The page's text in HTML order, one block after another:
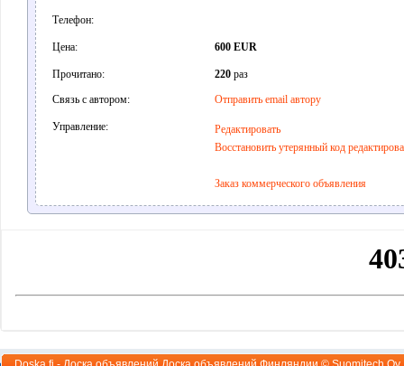
Телефон:
Цена: 600 EUR
Прочитано: 220раз
Связь с автором:
Отправить email автору
Управление:
Редактировать
Восстановить утерянный код
Заказ коммерческого объявления